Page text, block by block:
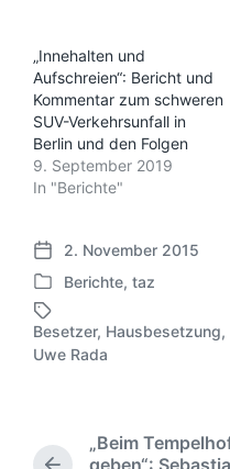
„Innehalten und
Aufschreien“: Bericht und
Kommentar zum schweren
SUV-Verkehrsunfall in
Berlin und den Folgen
9. September 2019
In "Berichte"
V
e
r
ö
f
2. November 2015
V
e
r
ö
n
Berichte, taz
S
c
g
Besetzer, Hausbesetzung,
Uwe Rada
„Beim
geben“: